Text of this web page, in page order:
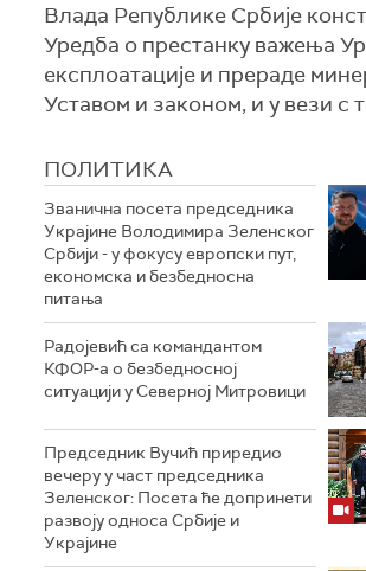
Влада Републике Србије
Уредба о престанку важења
експлоатације и прераде
Уставом и законом, и у вези с
ПОЛИТИКА
Званична посета председника
Украјине Володимира Зеленског
Србији - у фокусу европски пут,
економска и безбедносна
питања
Радојевић са командантом
КФОР-а о безбедносној
ситуацији у Северној Митровици
Председник Вучић приредио
вечеру у част председника
Зеленског: Посета ће допринети
развоју односа Србије и
Украјине